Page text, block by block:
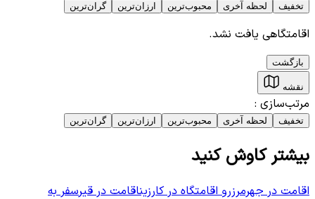
تخفیف لحظه آخری محبوب‌ترین ارزان‌ترین گران‌ترین
اقامتگاهی یافت نشد.
بازگشت
نقشه
مرتب‌سازی :
تخفیف لحظه آخری محبوب‌ترین ارزان‌ترین گران‌ترین
بیشتر کاوش کنید
اقامت در جهرمرزرو اقامتگاه در کارزیناقامت در قیرسفر به